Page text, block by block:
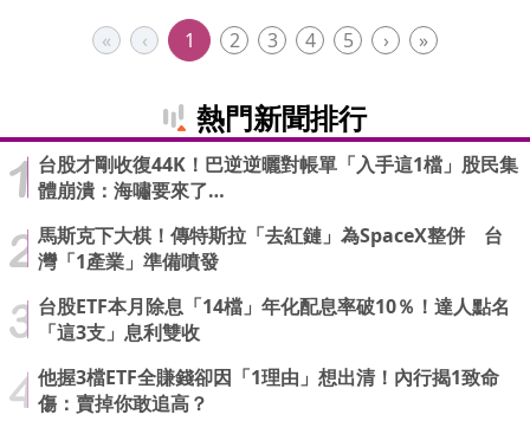
訪發電廠，親自了解台灣目前的供電狀況與未來布
局；對此，黃仁勳在登機前受訪被問到相關問題，他
« ‹ 1 2 3 4 5 › »
熱門新聞排行
台股才剛收復44K！巴逆逆曬對帳單「入手這1檔」股民集
體崩潰：海嘯要來了…
馬斯克下大棋！傳特斯拉「去紅鏈」為SpaceX整併 台
灣「1產業」準備噴發
台股ETF本月除息「14檔」年化配息率破10％！達人點名
「這3支」息利雙收
他握3檔ETF全賺錢卻因「1理由」想出清！內行揭1致命
傷：賣掉你敢追高？